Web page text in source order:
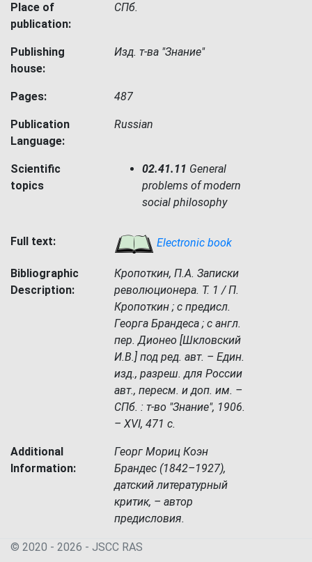
Place of
publication:
СПб.
Publishing
house:
Изд. т-ва "Знание"
Pages: 487
Publication
Language:
Russian
Scientific
topics
02.41.11 General
problems of modern
social philosophy
Full text: Electronic book
Bibliographic
Description:
Кропоткин, П.А. Записки
революционера. Т. 1 / П.
Кропоткин ; с предисл.
Георга Брандеса ; с англ.
пер. Дионео [Шкловский
И.В.] под ред. авт. – Един.
изд., разреш. для России
авт., пересм. и доп. им. –
СПб. : т-во "Знание", 1906.
– XVI, 471 с.
Additional
Information:
Георг Мориц Коэн
Брандес (1842–1927),
датский литературный
критик, – автор
предисловия.
© 2020 - 2026 - JSСC RAS